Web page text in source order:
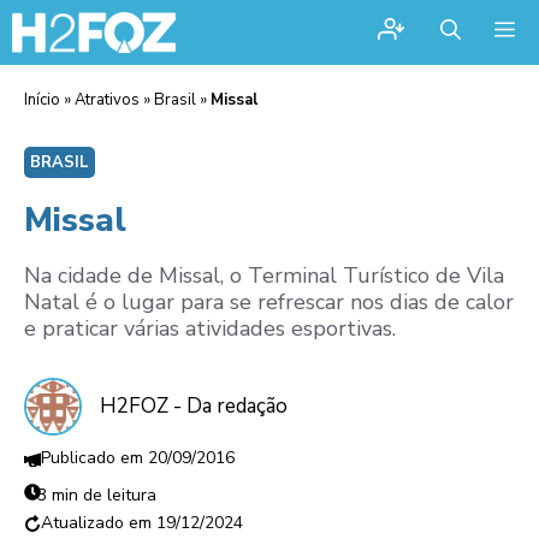
Início »Atrativos »Brasil » Missal
BRASIL
Missal
Na cidade de Missal, o Terminal Turístico de Vila
Natal é o lugar para se refrescar nos dias de calor
e praticar várias atividades esportivas.
H2FOZ - Da redação
20/09/2016
3 min de leitura
19/12/2024